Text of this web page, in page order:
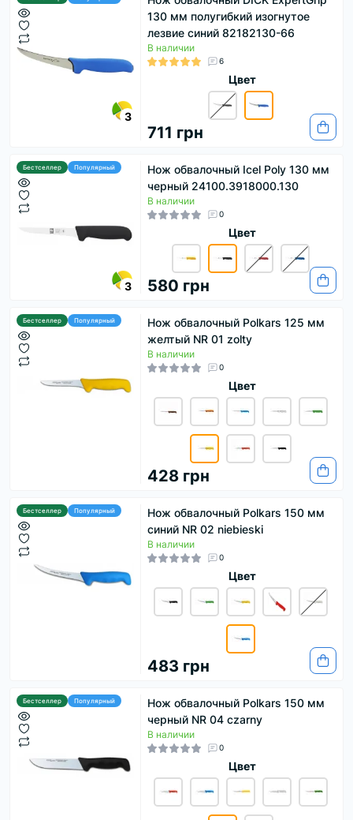
3
130 мм полугибкий изогнутое
лезвие синий 82182130-66
В наличии
6
Цвет
711 грн
Бестселлер Популярный
3
Нож обвалочный Icel Poly 130 мм
черный 24100.3918000.130
В наличии
0
Цвет
580 грн
Бестселлер Популярный
Нож обвалочный Polkars 125 мм
желтый NR 01 zolty
В наличии
0
Цвет
428 грн
Бестселлер Популярный
Нож обвалочный Polkars 150 мм
синий NR 02 niebieski
В наличии
0
Цвет
483 грн
Бестселлер Популярный
Нож обвалочный Polkars 150 мм
черный NR 04 czarny
В наличии
0
Цвет